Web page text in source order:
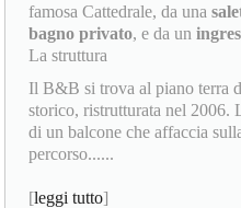
famosa Cattedrale, da una
bagno privato, e da un
La struttura
Il B&B si trova al piano terra
storico, ristrutturata nel 2006.
di un balcone che affaccia
percorso......
[leggi tutto]